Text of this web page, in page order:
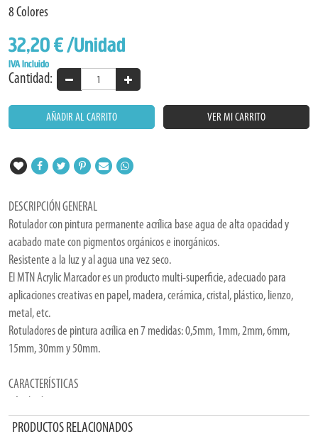
8 Colores
32,20 €/Unidad
IVA Incluido
Cantidad:
AÑADIR AL CARRITO VER MI CARRITO
DESCRIPCIÓN GENERAL
Rotulador con pintura permanente acrílica base agua de alta opacidad y
acabado mate con pigmentos orgánicos e inorgánicos.
Resistente a la luz y al agua una vez seco.
El MTN Acrylic Marcador es un producto multi-superficie, adecuado para
aplicaciones creativas en papel, madera, cerámica, cristal, plástico, lienzo,
metal, etc.
Rotuladores de pintura acrílica en 7 medidas: 0,5mm, 1mm, 2mm, 6mm,
15mm, 30mm y 50mm.
CARACTERÍSTICAS
- Acabado mate.
- 17 colores.
PRODUCTOS RELACIONADOS